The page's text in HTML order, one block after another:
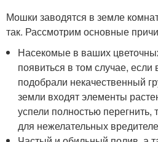
Мошки заводятся в земле
так. Рассмотрим основные
Насекомые в ваших
появиться в том случае, если
подобрали некачественный
земли входят элементы
успели полностью перегнить,
для нежелательных